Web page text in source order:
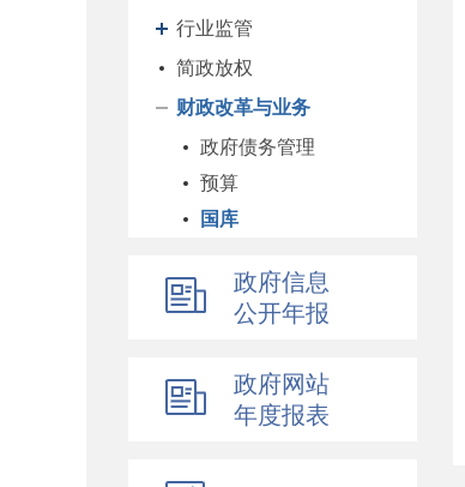
行业监管
简政放权
财政改革与业务
政府债务管理
预算
国库
科教和文化
农业农村
自然资源和生态环境
政府信息
公开年报
政府网站
年度报表